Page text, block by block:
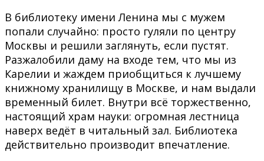
В библиотеку имени Ленина мы с мужем
попали случайно: просто гуляли по центру
Москвы и решили заглянуть, если пустят.
Разжалобили даму на входе тем, что мы из
Карелии и жаждем приобщиться к лучшему
книжному хранилищу в Москве, и нам выдали
временный билет. Внутри всё торжественно,
настоящий храм науки: огромная лестница
наверх ведёт в читальный зал. Библиотека
действительно производит впечатление.